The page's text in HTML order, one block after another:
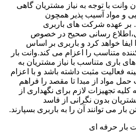
وانت با توجه به نیاز مشتریان گاهی
و مواد آسیب پذیر همچون
بر عهده شرکت های باربری
رسانی صحیح در خصوص
خواهد کرد و باربری بر اساس
متناسب را اعزام می کند.وانت بار
باری متناسب با نیاز مشتریان به
فعالیت مثبت داشته باشد و با اعزام
حمل مواد از مبدا تا مقصد را فراهم
کلیه تجهیزات لازم برای نگهداری از
بدون نگرانی از فاسد
می توانند آن را به باربری بسپارند.
بار حرفه ای